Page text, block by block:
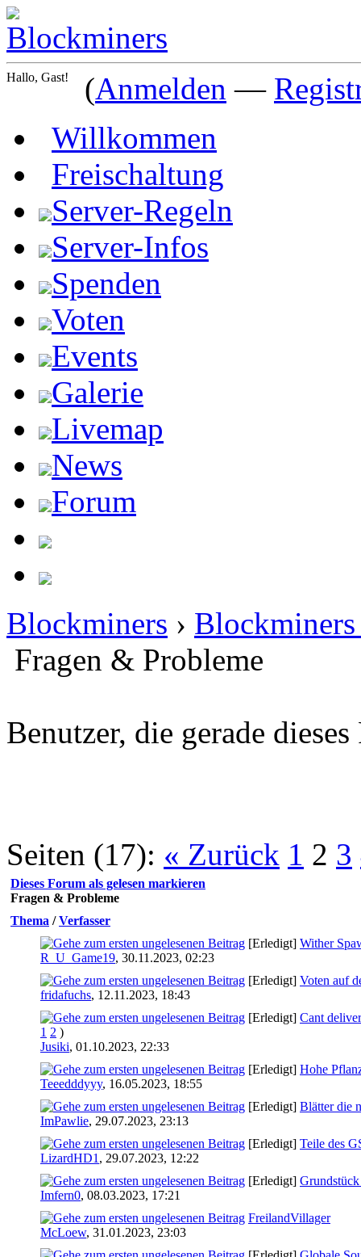
Hallo, Gast! (Anmelden —
Willkommen
Freischaltung
Server-Regeln
Server-Infos
Spenden
Voten
Events
Galerie
Livemap
News
Forum
Blockminers › Blockminers
Fragen & Probleme
Benutzer, die gerade
Seiten (17): « Zurück 1 2 3
Dieses Forum als gelesen markieren
Fragen & Probleme
Thema /Verfasser
[Erledigt] Wither
R_U_Game19, 30.11.2023, 02:23
[Erledigt] Voten auf
fridafuchs, 12.11.2023, 18:43
[Erledigt] Cant
1 2 )
Jusiki, 01.10.2023, 22:33
[Erledigt] Hohe
Teeedddyyy, 16.05.2023, 18:55
[Erledigt] Blätter die
ImPawlie, 29.07.2023, 23:13
[Erledigt] Teile des
LizardHD1 , 29.07.2023, 12:22
[Erledigt]
Imfern0, 08.03.2023, 17:21
FreilandVillager
McLoew, 31.01.2023, 23:03